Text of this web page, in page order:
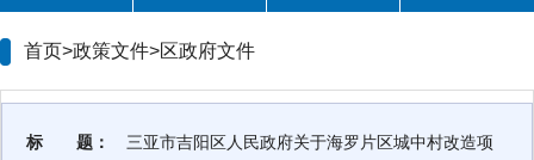
首页>政策文件>区政府文件
标 题：
三亚市吉阳区人民政府关于海罗片区城中村改造项